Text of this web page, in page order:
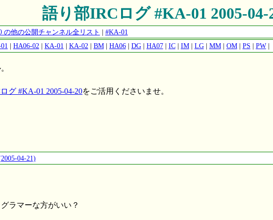
語り部IRCログ #KA-01 2005-04-
の他の公開チャンネル全リスト | #KA-01
| HA06-02 | KA-01 | KA-02 | BM| HA06| DG| HA07| IC| IM| LG| MM| OM| PS | PW|
グ #KA-01 2005-04-20をご活用くださいませ。
04-21)
ラマーな方がいい？